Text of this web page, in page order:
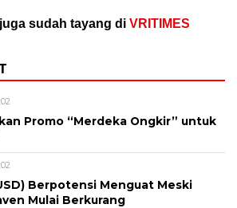
sudah tayang di VRITIMES
Promo “Merdeka Ongkir” untuk
Berpotensi Menguat Meski
Mulai Berkurang